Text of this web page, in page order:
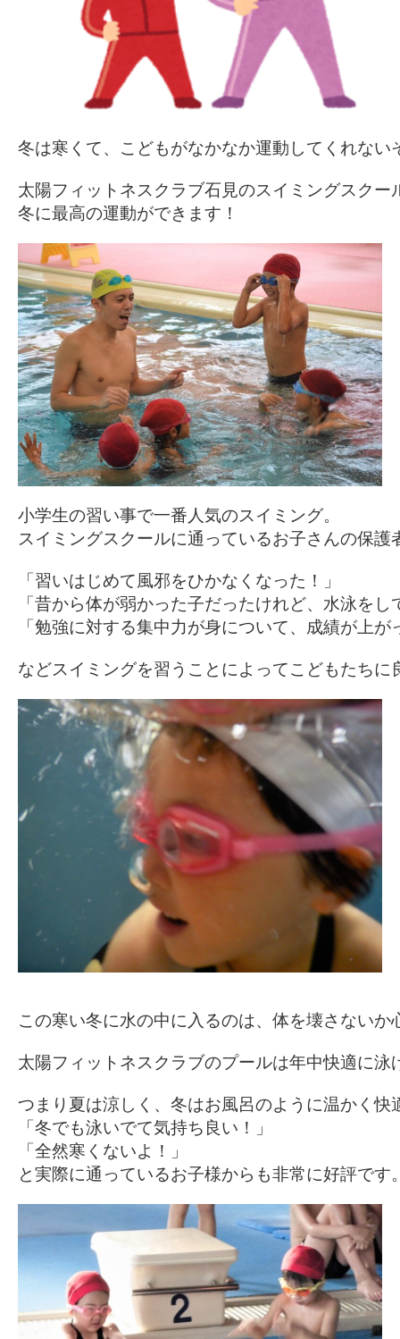
冬は寒くて、こどもがなかなか運動してくれない
太陽フィットネスクラブ石見のスイミングスクー
小学生の習い事で一番人気のスイミング。
スイミングスクールに通っているお子さんの保護
「習いはじめて風邪をひかなくなった！」
「昔から体が弱かった子だったけれど、水泳を
「勉強に対する集中力が身について、成績が上が
この寒い冬に水の中に入るのは、体を壊さない
太陽フィットネスクラブのプールは年中快適に
つまり夏は涼しく、冬はお風呂のように温かく
「冬でも泳いでて気持ち良い！」
「全然寒くないよ！」